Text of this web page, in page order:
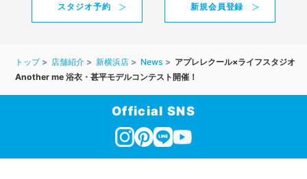
スタジオ予約 新規会員登録
トップ 店舗紹介 新横浜店 News
アプレレクール×ライフスタジオ
Another me 浴衣・甚平モデルコンテスト開催！
Official SNS